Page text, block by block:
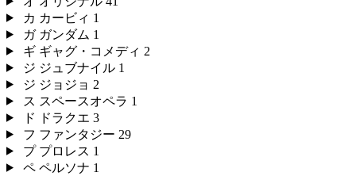
カ カービィ 1
ガ ガンダム 1
ギ ギャグ・コメディ 2
ジ ジュブナイル 1
ジ ジョジョ 2
ス スペースオペラ 1
ド
ドラクエ 3
フ ファンタジー 29
プ プロレス 1
ペ ペルソナ 1